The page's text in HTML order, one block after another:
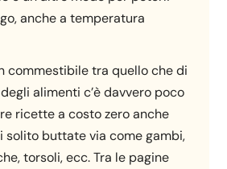
anche a temperatura
commestibile tra quello che di
alimenti c’è davvero poco
ricette a costo zero anche
solito buttate via come gambi,
torsoli, ecc. Tra le pagine